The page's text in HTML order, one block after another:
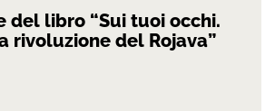
del libro “Sui tuoi occhi.
rivoluzione del Rojava”